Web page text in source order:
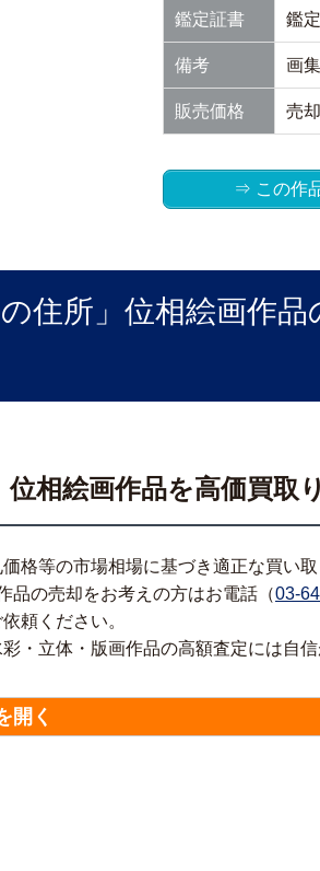
鑑定証書 鑑
備考 画
販売価格 売
⇒ この作
住所」位相絵画作品
相絵画作品を高価買取
格等の市場相場に基づき適正な買い取
品の売却をお考えの方はお電話（03-
頼ください。
・立体・版画作品の高額査定には自信
開く